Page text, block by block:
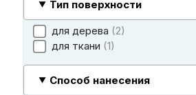
Тип поверхности
для дерева 2
для ткани 1
Способ нанесения